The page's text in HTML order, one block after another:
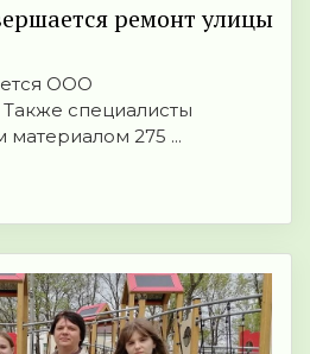
ремонт улицы
ООО
специалисты
275 ...